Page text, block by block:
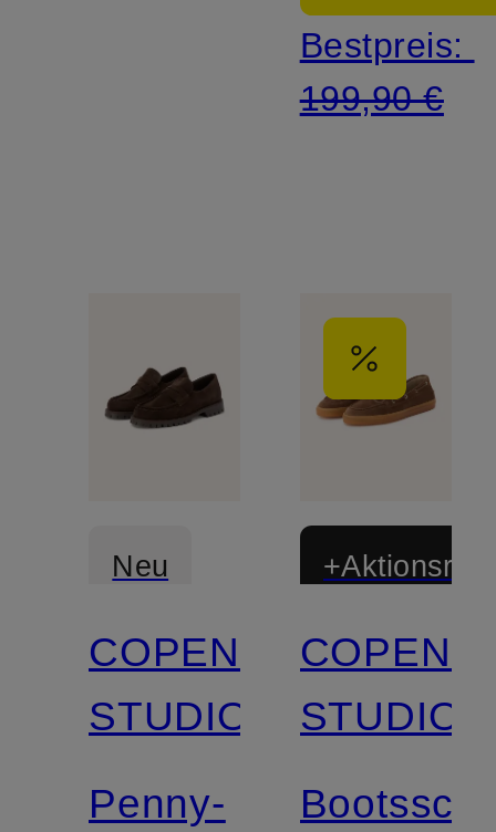
Bestpreis:
199,90 €
Neu
COPENHAGEN
STUDIOS
Penny-
STUDIOS